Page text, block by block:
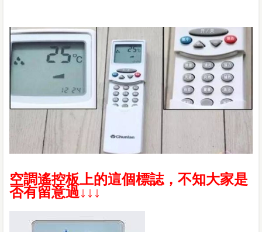
空調遙控板上的這個標誌，不知大家是
否有留意過↓↓↓